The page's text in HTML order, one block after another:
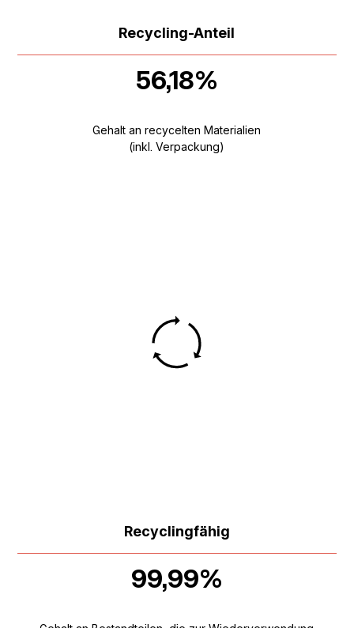
Recycling-Anteil
56,18%
Gehalt an recycelten Materialien
(inkl. Verpackung)
Recyclingfähig
99,99%